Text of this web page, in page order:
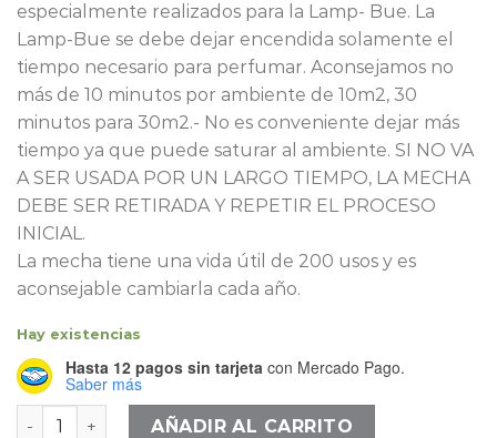
especialmente realizados para la Lamp- Bue. La
Lamp-Bue se debe dejar encendida solamente el
tiempo necesario para perfumar. Aconsejamos no
más de 10 minutos por ambiente de 10m2, 30
minutos para 30m2.- No es conveniente dejar más
tiempo ya que puede saturar al ambiente. SI NO VA
A SER USADA POR UN LARGO TIEMPO, LA MECHA
DEBE SER RETIRADA Y REPETIR EL PROCESO
INICIAL.
La mecha tiene una vida útil de 200 usos y es
aconsejable cambiarla cada año.
Hay existencias
Hasta 12 pagos sin tarjeta con Mercado Pago.
Saber más
Lampbue transparente rosas chica cantidad
AÑADIR AL CARRITO